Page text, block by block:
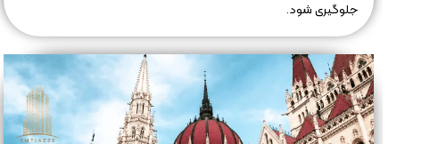
جلوگیری شود.